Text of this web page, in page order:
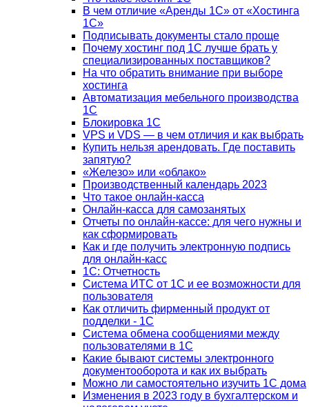
В чем отличие «Аренды 1С» от «Хостинга
1С»
Подписывать документы стало проще
Почему хостинг под 1С лучше брать у
специализированных поставщиков?
На что обратить внимание при выборе
хостинга
Автоматизация мебельного производства
1С
Блокировка 1С
VPS и VDS — в чем отличия и как выбрать
Купить нельзя арендовать. Где поставить
запятую?
«Железо» или «облако»
Производственный календарь 2023
Что такое онлайн-касса
Онлайн-касса для самозанятых
Отчеты по онлайн-кассе: для чего нужны и
как сформировать
Как и где получить электронную подпись
для онлайн-касс
1С: Отчетность
Система ИТС от 1С и ее возможности для
пользователя
Как отличить фирменный продукт от
подделки - 1С
Система обмена сообщениями между
пользователями в 1С
Какие бывают системы электронного
документооборота и как их выбрать
Можно ли самостоятельно изучить 1С дома
Изменения в 2023 году в бухгалтерском и